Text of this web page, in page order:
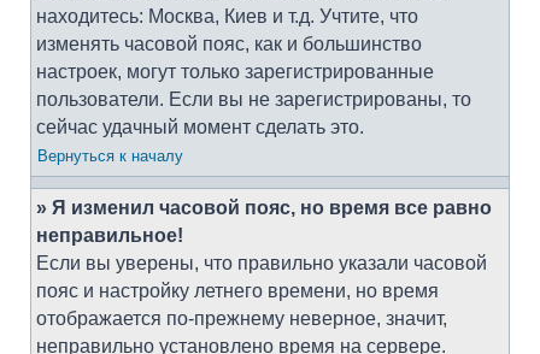
находитесь: Москва, Киев и т.д. Учтите, что
изменять часовой пояс, как и большинство
настроек, могут только зарегистрированные
пользователи. Если вы не зарегистрированы, то
сейчас удачный момент сделать это.
Вернуться к началу
» Я изменил часовой пояс, но время все равно
неправильное!
Если вы уверены, что правильно указали часовой
пояс и настройку летнего времени, но время
отображается по-прежнему неверное, значит,
неправильно установлено время на сервере.